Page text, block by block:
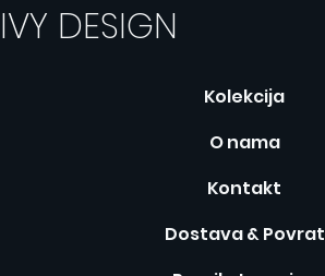
IVY DESIGN
Kolekcija
O nama
Kontakt
Dostava & Povrat